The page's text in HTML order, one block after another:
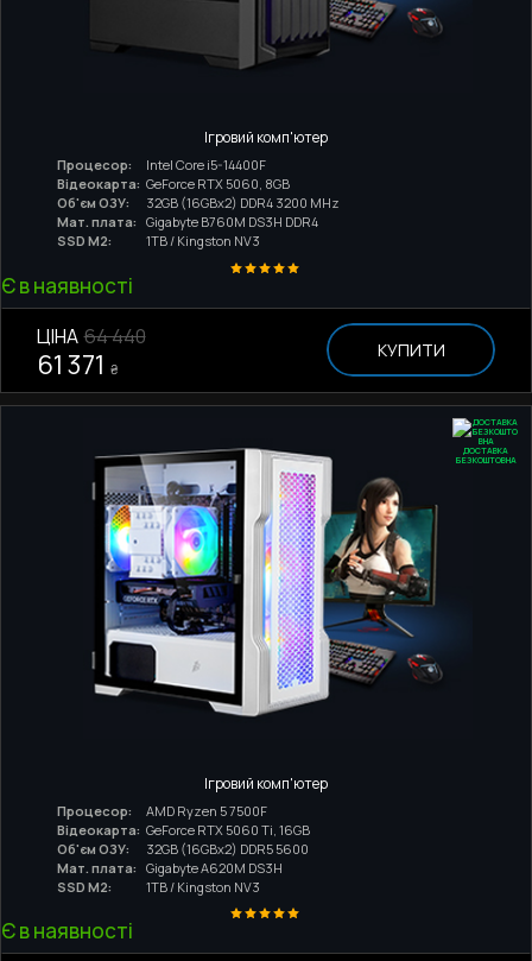
Ігровий комп'ютер
Процесор:
Intel Core i5-14400F
Відеокарта: GeForce RTX 5060, 8GB
Об'єм ОЗУ:
32GB (16GBx2) DDR4 3200 MHz
Мат. плата:
Gigabyte B760M DS3H DDR4
SSD M2:
1TB / Kingston NV3
Є в наявності
ЦІНА 64 440
61 371 ₴
КУПИТИ
ДОСТАВКА
БЕЗКОШТОВНА
Ігровий комп'ютер
Процесор:
AMD Ryzen 5 7500F
Відеокарта: GeForce RTX 5060 Ti, 16GB
Об'єм ОЗУ:
32GB (16GBx2) DDR5 5600
Мат. плата:
Gigabyte A620M DS3H
SSD M2:
1TB / Kingston NV3
Є в наявності